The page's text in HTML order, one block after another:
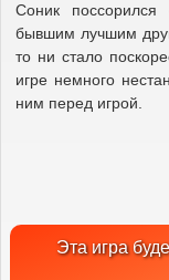
Соник
бывшим лучшим
то ни стало
игре немного
ним перед игрой.
Эта игра